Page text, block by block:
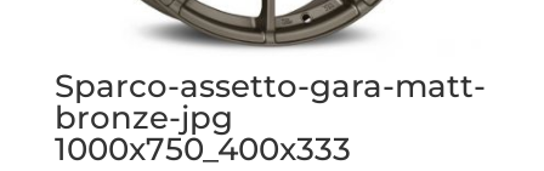
Sparco-assetto-gara-matt-
bronze-jpg
1000x750_400x333